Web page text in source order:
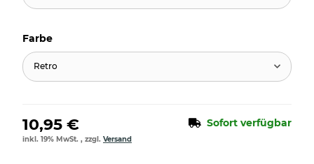
Farbe
Retro
10,95 € Sofort verfügbar
inkl. 19% MwSt. , zzgl. Versand